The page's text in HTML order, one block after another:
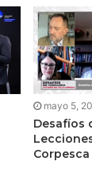
mayo 5,
Desafíos
Corpesca